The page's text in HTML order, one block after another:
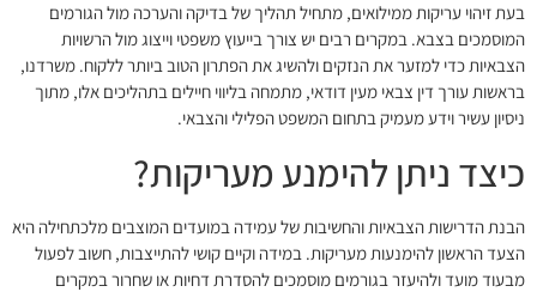
בעת זיהוי עריקות ממילואים, מתחיל תהליך של בדיקה והערכה מול הגורמים
המוסמכים בצבא. במקרים רבים יש צורך בייעוץ משפטי וייצוג מול הרשויות
הצבאיות כדי למזער את הנזקים ולהשיג את הפתרון הטוב ביותר ללקוח. משרדנו,
בראשות עורך דין צבאי מעין דודאי, מתמחה בליווי חיילים בתהליכים אלו, מתוך
ניסיון עשיר וידע מעמיק בתחום המשפט הפלילי והצבאי.
כיצד ניתן להימנע מעריקות?
הבנת הדרישות הצבאיות והחשיבות של עמידה במועדים המוצבים מלכתחילה היא
הצעד הראשון להימנעות מעריקות. במידה וקיים קושי להתייצבות, חשוב לפעול
מבעוד מועד ולהיעזר בגורמים מוסמכים להסדרת דחיות או שחרור במקרים